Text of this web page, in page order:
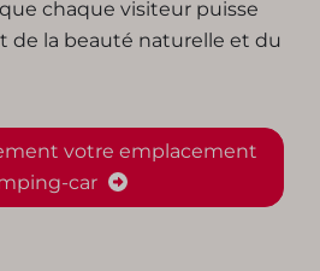
chaque visiteur puisse
de la beauté naturelle et du
votre emplacement
car